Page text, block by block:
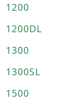
1200
1200DL
1300
1300SL
1500